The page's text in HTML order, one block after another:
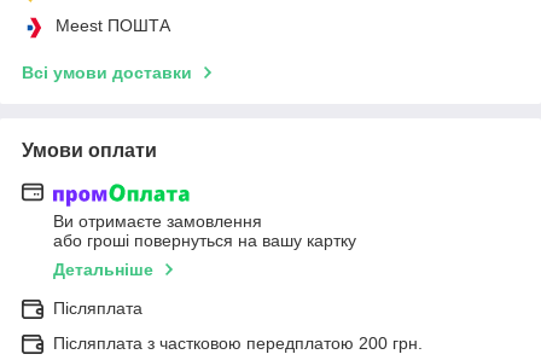
Meest ПОШТА
Всі умови доставки
Умови оплати
Ви отримаєте замовлення
або гроші повернуться на вашу картку
Детальніше
Післяплата
Післяплата з частковою передплатою 200 грн.